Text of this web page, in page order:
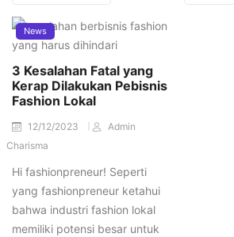
News
3 Kesalahan Fatal yang
Kerap Dilakukan Pebisnis
Fashion Lokal
12/12/2023
Admin
Charisma
Hi fashionpreneur! Seperti
yang fashionpreneur ketahui
bahwa industri fashion lokal
memiliki potensi besar untuk